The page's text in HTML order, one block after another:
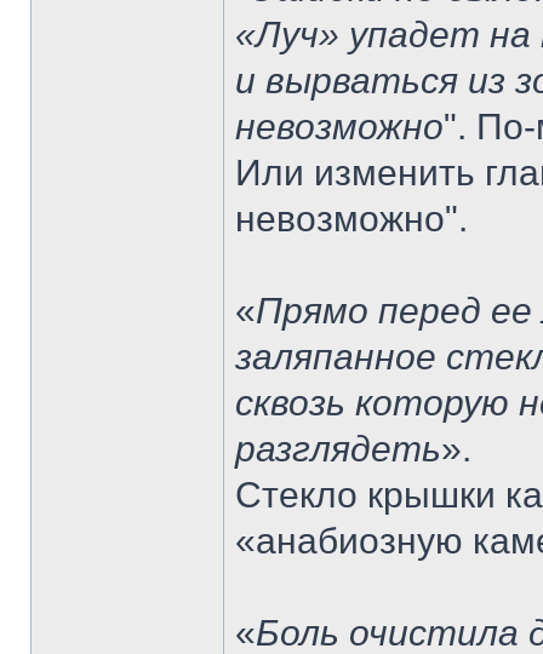
«Луч» упадет на
и вырваться из
невозможно". По-
Или изменить
невозможно".
«Прямо перед
заляпанное
сквозь которую
разглядеть».
Стекло крышки
«анабиозную
«Боль очистила